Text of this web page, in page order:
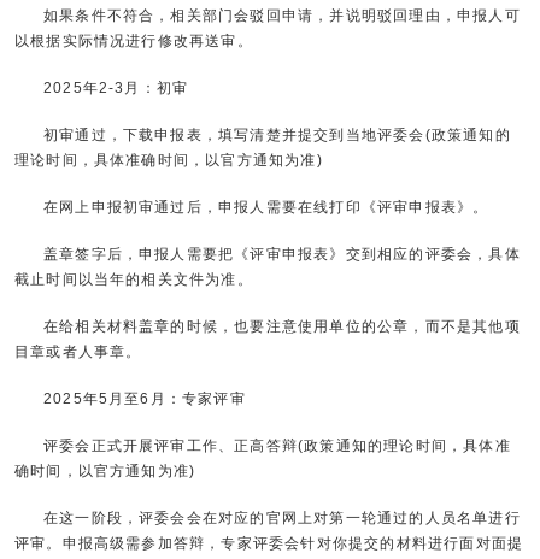
如果条件不符合，相关部门会驳回申请，并说明驳回理由，申报人可
以根据实际情况进行修改再送审。
2025年2-3月：初审
初审通过，下载申报表，填写清楚并提交到当地评委会(政策通知的
理论时间，具体准确时间，以官方通知为准)
在网上申报初审通过后，申报人需要在线打印《评审申报表》。
盖章签字后，申报人需要把《评审申报表》交到相应的评委会，具体
截止时间以当年的相关文件为准。
在给相关材料盖章的时候，也要注意使用单位的公章，而不是其他项
目章或者人事章。
2025年5月至6月：专家评审
评委会正式开展评审工作、正高答辩(政策通知的理论时间，具体准
确时间，以官方通知为准)
在这一阶段，评委会会在对应的官网上对第一轮通过的人员名单进行
评审。申报高级需参加答辩，专家评委会针对你提交的材料进行面对面提